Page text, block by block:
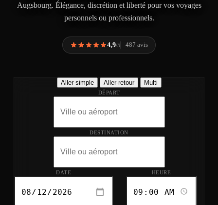
Augsbourg. Élégance, discrétion et liberté pour vos voyages
personnels ou professionnels.
4,9/5 487 avis
Aller simple Aller-retour Multi
DÉPART
DESTINATION
DATE HEURE